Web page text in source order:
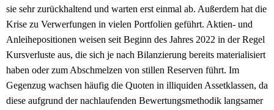
sie sehr zurückhaltend und warten erst einmal ab. Außerdem hat die
Krise zu Verwerfungen in vielen Portfolien geführt. Aktien- und
Anleihepositionen weisen seit Beginn des Jahres 2022 in der Regel
Kursverluste aus, die sich je nach Bilanzierung bereits materialisiert
haben oder zum Abschmelzen von stillen Reserven führt. Im
Gegenzug wachsen häufig die Quoten in illiquiden Assetklassen, da
diese aufgrund der nachlaufenden Bewertungsmethodik langsamer